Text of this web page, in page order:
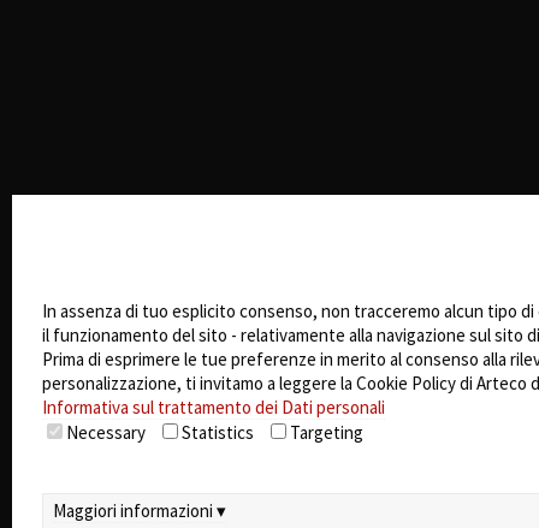
In assenza di tuo esplicito consenso, non tracceremo alcun tipo
il funzionamento del sito - relativamente alla navigazione sul sito
Prima di esprimere le tue preferenze in merito al consenso alla
personalizzazione, ti invitamo a leggere la Cookie Policy di
Informativa sul trattamento dei Dati personali
Necessary
Statistics Targeting
Maggiori informazioni ▾